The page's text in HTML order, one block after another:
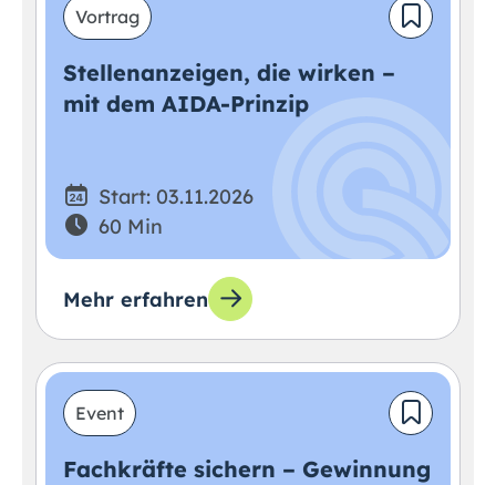
Vortrag
Stellenanzeigen, die wirken –
mit dem AIDA-Prinzip
Start: 03.11.2026
60 Min
Mehr erfahren
Event
Fachkräfte sichern – Gewinnung